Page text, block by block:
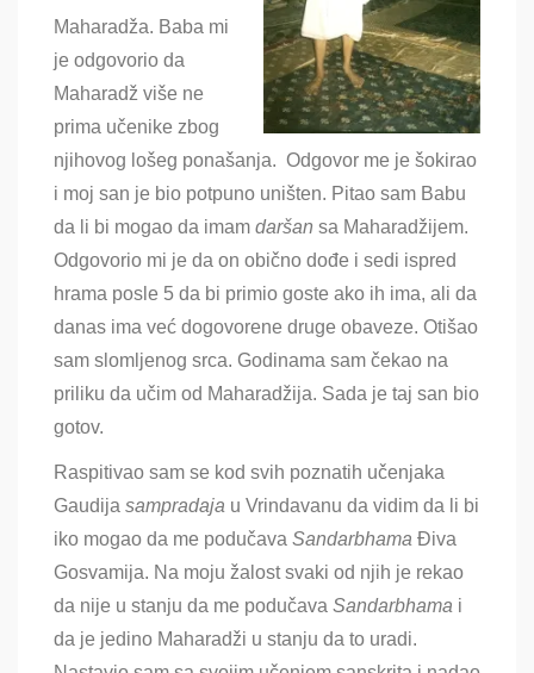
Maharadža. Baba mi
je odgovorio da
Maharadž više ne
prima učenike zbog
njihovog lošeg ponašanja. Odgovor me je šokirao
i moj san je bio potpuno uništen. Pitao sam Babu
da li bi mogao da imam daršan sa Maharadžijem.
Odgovorio mi je da on obično dođe i sedi ispred
hrama posle 5 da bi primio goste ako ih ima, ali da
danas ima već dogovorene druge obaveze. Otišao
sam slomljenog srca. Godinama sam čekao na
priliku da učim od Maharadžija. Sada je taj san bio
gotov.
Raspitivao sam se kod svih poznatih učenjaka
Gaudija sampradaja u Vrindavanu da vidim da li bi
iko mogao da me podučava Sandarbhama Điva
Gosvamija. Na moju žalost svaki od njih je rekao
da nije u stanju da me podučava Sandarbhama i
da je jedino Maharadži u stanju da to uradi.